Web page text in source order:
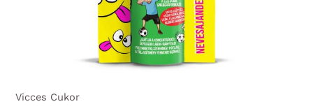
Vicces Cukor